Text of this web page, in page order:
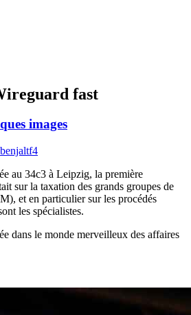
fast
images
benjaltf4
au 34c3 à Leipzig, la première
sur la taxation des grands groupes de
et en particulier sur les procédés
les spécialistes.
dans le monde merveilleux des affaires